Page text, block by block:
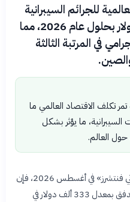
للجرائم السيبرانية
سترتفع إلى 10.5 تريليونات دولار بحلول عام 2026، مما
في المرتبة الثالثة
تكلف الاقتصاد العالمي ما
السيبرانية، ما يؤثر بشكل
حول العالم.
وفقًا لتقديرات مؤسسة «سايبر سيكيورتي فنتشرز» في أغسطس 2026، فإن
الخسائر المتزايدة للهجمات السيبرانية تدفق بمعدل 333 ألف دولار في